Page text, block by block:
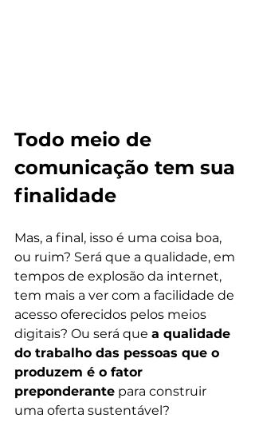
Todo meio de
comunicação tem sua
finalidade
Mas, a final, isso é uma coisa boa,
ou ruim? Será que a qualidade, em
tempos de explosão da internet,
tem mais a ver com a facilidade de
acesso oferecidos pelos meios
digitais? Ou será que a qualidade
do trabalho das pessoas que o
produzem é o fator
preponderante para construir
uma oferta sustentável?